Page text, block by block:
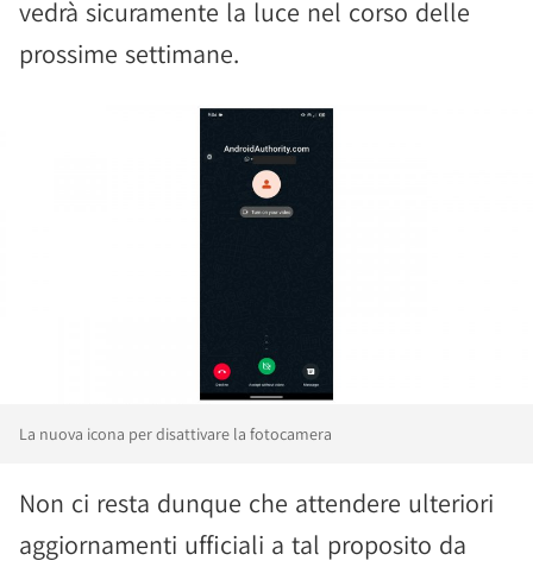
vedrà sicuramente la luce nel corso delle
prossime settimane.
La nuova icona per disattivare la fotocamera
Non ci resta dunque che attendere ulteriori
aggiornamenti ufficiali a tal proposito da